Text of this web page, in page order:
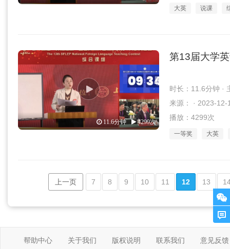
大英 说课
11.6分钟 4299次
第13届大学
时长：11.6分钟 ·
来源： · 2023-12-
播放：4299次
一等奖 大英
上一页 7 8 9 10 11 12 13
帮助中心 关于我们 版权说明 联系我们 意见反馈